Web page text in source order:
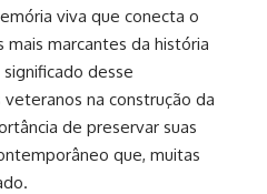
viva que conecta o
marcantes da história
desse
na construção da
de preservar suas
que, muitas